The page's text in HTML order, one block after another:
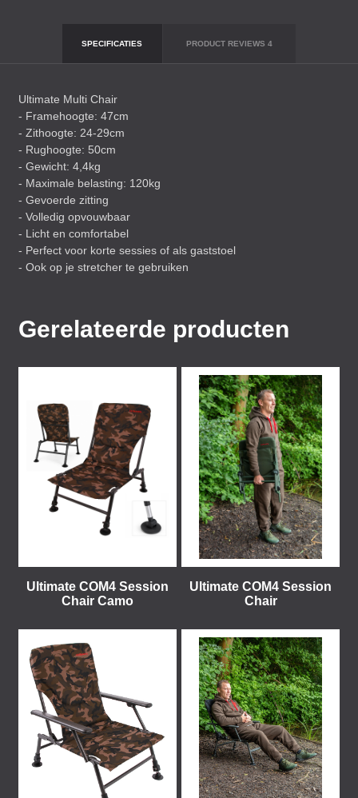
SPECIFICATIES PRODUCT REVIEWS 4
Ultimate Multi Chair
- Framehoogte: 47cm
- Zithoogte: 24-29cm
- Rughoogte: 50cm
- Gewicht: 4,4kg
- Maximale belasting: 120kg
- Gevoerde zitting
- Volledig opvouwbaar
- Licht en comfortabel
- Perfect voor korte sessies of als gaststoel
- Ook op je stretcher te gebruiken
Gerelateerde producten
Ultimate COM4 Session
Chair Camo
Ultimate COM4 Session
Chair